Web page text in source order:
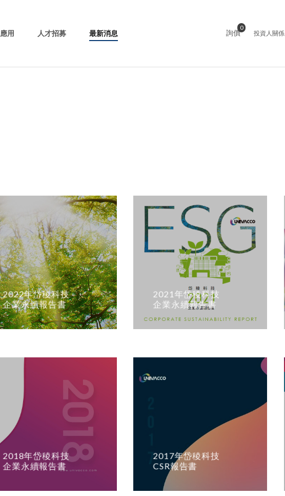
應用 人才招募 最新消息 詢價
0
投資人關係
2022年岱稜科技
企業永續報告書
2021年岱稜科技
企業永續報告書
2018年岱稜科技
企業永續報告書
2017年岱稜科技
CSR報告書